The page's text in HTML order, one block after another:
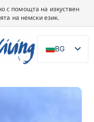
с помощта на изкуствен
на немски език.
BG
DE